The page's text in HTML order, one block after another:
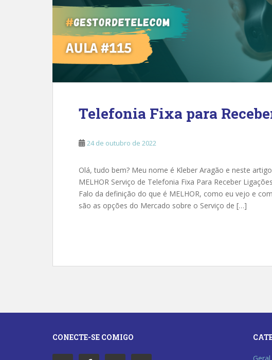
Telefonia Fixa para
24 de outubro de 2022
Olá, tudo bem? Meu nome é Kleber Aragão e neste
MELHOR Serviço de Telefonia Fixa Para Receber
Falo da definição do que é MELHOR, como eu vejo e
são as opções do Mercado sobre o Serviço de […]
CONECTE-SE COMIGO